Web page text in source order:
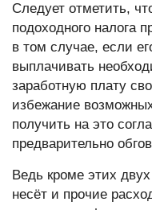
Следует отметить,
подоходного налога
в том случае, если
выплачивать
заработную плату
избежание
получить на это
предварительно
Ведь кроме этих
несёт и прочие